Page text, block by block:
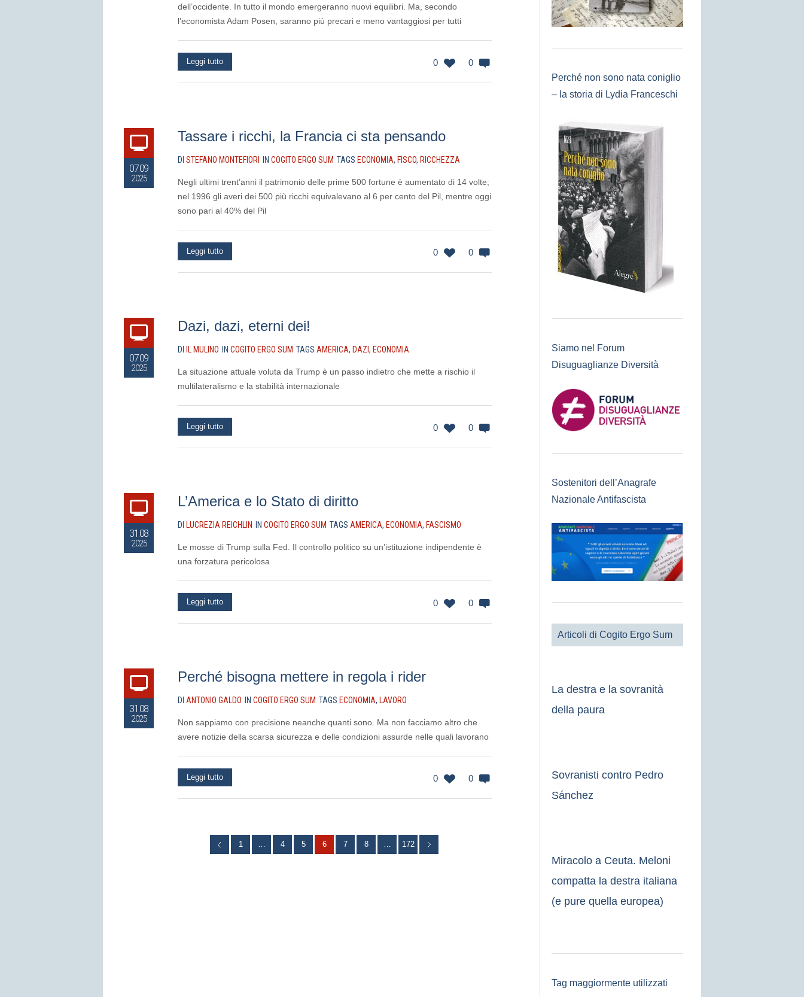
dell’occidente. In tutto il mondo emergeranno nuovi equilibri. Ma, secondo
l’economista Adam Posen, saranno più precari e meno vantaggiosi per tutti
0 0
Leggi tutto
07.09
2025
Tassare i ricchi, la Francia ci sta pensando
DI STEFANO MONTEFIORI IN COGITO ERGO SUM TAGS ECONOMIA, FISCO, RICCHEZZA
Negli ultimi trent’anni il patrimonio delle prime 500 fortune è aumentato di 14 volte;
nel 1996 gli averi dei 500 più ricchi equivalevano al 6 per cento del Pil, mentre oggi
sono pari al 40% del Pil
0 0
Leggi tutto
07.09
2025
Dazi, dazi, eterni dei!
DI IL MULINO IN COGITO ERGO SUM TAGS AMERICA, DAZI , ECONOMIA
La situazione attuale voluta da Trump è un passo indietro che mette a rischio il
multilateralismo e la stabilità internazionale
0 0
Leggi tutto
31.08
2025
L’America e lo Stato di diritto
DI LUCREZIA REICHLIN IN COGITO ERGO SUM TAGS AMERICA, ECONOMIA, FASCISMO
Le mosse di Trump sulla Fed. Il controllo politico su un’istituzione indipendente è
una forzatura pericolosa
0 0
Leggi tutto
31.08
2025
Perché bisogna mettere in regola i rider
DI ANTONIO GALDO IN COGITO ERGO SUM TAGS ECONOMIA, LAVORO
Non sappiamo con precisione neanche quanti sono. Ma non facciamo altro che
avere notizie della scarsa sicurezza e delle condizioni assurde nelle quali lavorano
0 0
Leggi tutto
1 … 4 5 6 7 8 … 172
Perché non sono nata coniglio
– la storia di Lydia Franceschi
Siamo nel Forum
Disuguaglianze Diversità
Sostenitori dell’Anagrafe
Nazionale Antifascista
Articoli di Cogito Ergo Sum
La destra e la sovranità
della paura
Sovranisti contro Pedro
Sánchez
Miracolo a Ceuta. Meloni
compatta la destra italiana
(e pure quella europea)
Tag maggiormente utilizzati